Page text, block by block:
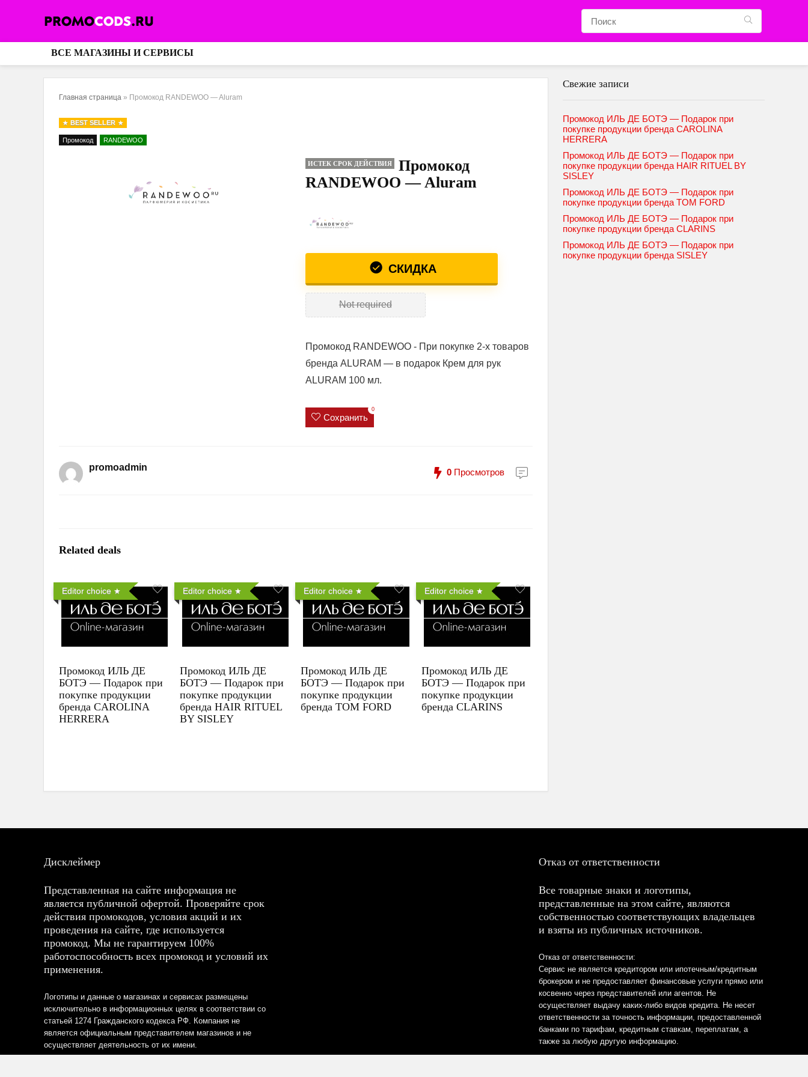
ВСЕ МАГАЗИНЫ И СЕРВИСЫ
Главная страница » Промокод RANDEWOO — Aluram
BEST SELLER
Промокод RANDEWOO
ИСТЕК СРОК ДЕЙСТВИЯ
Промокод
RANDEWOO — Aluram
СКИДКА
Not required
Промокод RANDEWOO - При покупке 2-х товаров
бренда ALURAM — в подарок Крем для рук
ALURAM 100 мл.
Сохранить
0
promoadmin 0 Просмотров
Related deals
Editor choice
Промокод ИЛЬ ДЕ
БОТЭ — Подарок при
покупке продукции
бренда CAROLINA
HERRERA
Editor choice
Промокод ИЛЬ ДЕ
БОТЭ — Подарок при
покупке продукции
бренда HAIR RITUEL
BY SISLEY
Editor choice
Промокод ИЛЬ ДЕ
БОТЭ — Подарок при
покупке продукции
бренда TOM FORD
Editor choice
Промокод ИЛЬ ДЕ
БОТЭ — Подарок при
покупке продукции
бренда CLARINS
Свежие записи
Промокод ИЛЬ ДЕ БОТЭ — Подарок при
покупке продукции бренда CAROLINA
HERRERA
Промокод ИЛЬ ДЕ БОТЭ — Подарок при
покупке продукции бренда HAIR RITUEL BY
SISLEY
Промокод ИЛЬ ДЕ БОТЭ — Подарок при
покупке продукции бренда TOM FORD
Промокод ИЛЬ ДЕ БОТЭ — Подарок при
покупке продукции бренда CLARINS
Промокод ИЛЬ ДЕ БОТЭ — Подарок при
покупке продукции бренда SISLEY
Дисклеймер
Представленная на сайте информация не
является публичной офертой. Проверяйте срок
действия промокодов, условия акций и их
проведения на сайте, где используется
промокод. Мы не гарантируем 100%
работоспособность всех промокод и условий их
применения.
Логотипы и данные о магазинах и сервисах размещены
исключительно в информационных целях в соответствии со
статьей 1274 Гражданского кодекса РФ. Компания не
является официальным представителем магазинов и не
осуществляет деятельность от их имени.
Отказ от ответственности
Все товарные знаки и логотипы,
представленные на этом сайте, являются
собственностью соответствующих владельцев
и взяты из публичных источников.
Отказ от ответственности:
Сервис не является кредитором или ипотечным/кредитным
брокером и не предоставляет финансовые услуги прямо или
косвенно через представителей или агентов. Не
осуществляет выдачу каких-либо видов кредита. Не несет
ответственности за точность информации, предоставленной
банками по тарифам, кредитным ставкам, переплатам, а
также за любую другую информацию.